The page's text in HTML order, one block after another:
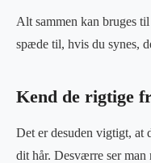
Alt sammen kan bruges
spæde til, hvis du synes,
Kend de rigtige
Det er desuden vigtigt, at
dit hår. Desværre ser